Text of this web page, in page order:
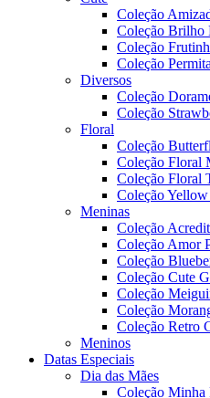
Coleção
Coleção Brilho
Coleção
Coleção Permita
Diversos
Coleção
Coleção
Floral
Coleção
Coleção Floral
Coleção Floral
Coleção
Meninas
Coleção
Coleção Amor
Coleção
Coleção Cute
Coleção
Coleção
Coleção Retro
Meninos
Datas Especiais
Dia das Mães
Coleção Minha